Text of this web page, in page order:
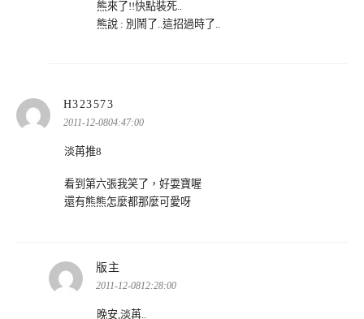
熊來了!!快點裝死..
熊說 : 別鬧了..這招過時了..
H323573
示:
2011-12-0804:47:00
淡苒推8
看到第六張我笑了，好耍寶喔
還有熊熊怎麼都那麼可愛呀
版主
示:
2011-12-0812:28:00
晚安,淡苒..